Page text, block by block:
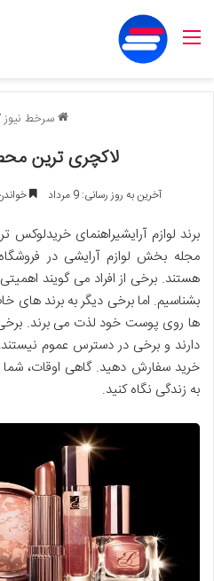
منو
سرخط نیوز
لاکچری ترین
آخرین به روز رسانی: 9 مرداد خواندن این
برند لوازم آرایشیراهنمای خریدلوکس
مجله بخش لوازم آرایشی در
هستند. برخی از افراد می گویند اهمیتی
بشناسیم. اما برخی دیگر به برند
ها روی پوست خود لذت می برند. برخی
دارند و برخی در دسترس عموم
خرید سفارش دهید. گاهی اوقات،
به زندگی نگاه کنید.